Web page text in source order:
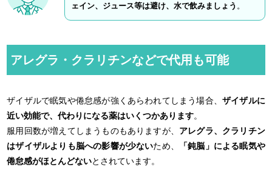
ェイン、ジュース等は避け、水で飲みましょう 。
アレグラ・クラリチンなどで代用も可能
ザイザルで眠気や倦怠感が強くあらわれてしまう場合、ザイザルに
近い効能で、代わりになる薬はいくつかあります。
服用回数が増えてしまうものもありますが、 アレグラ、クラリチン
はザイザルよりも脳への影響が少ないため、
「鈍脳」による眠気や
倦怠感がほとんどないとされています。